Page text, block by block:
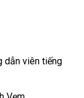
dẫn viên tiếng